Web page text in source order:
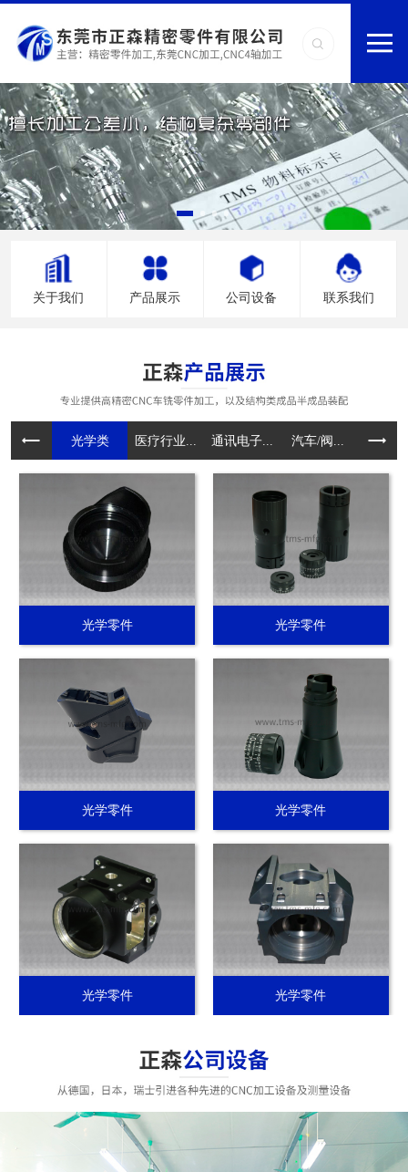
关于我们 产品展示 公司设备 联系我们
光学类 医疗行业... 通讯电子... 汽车/阀... 电动工
光学零件 光学零件
光学零件 光学零件
光学零件 光学零件